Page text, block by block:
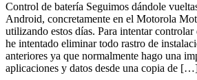
Control de batería Seguimos dándole
Android, concretamente en el Motorola
utilizando estos días. Para intentar controlar
he intentado eliminar todo rastro de
anteriores ya que normalmente hago una
aplicaciones y datos desde una copia de